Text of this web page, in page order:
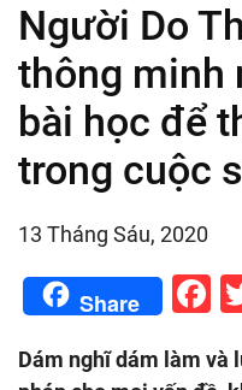
Người Do
thông minh
bài học để
trong cuộc
13 Tháng Sáu, 2020
Share
Dám nghĩ dám làm và